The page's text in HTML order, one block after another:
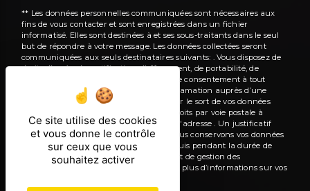
** Les données personnelles communiquées sont nécessaires aux
fins de vous contacter et sont enregistrées dans un fichier
informatisé. Elles sont destinées à et ses sous-traitants dans le seul
but de répondre à votre message. Les données collectées seront
communiquées aux seuls destinataires suivants: . Vous disposez de
droits d’accès, de rectification, d’effacement, de portabilité, de
limitation, d’opposition, de retrait de votre consentement à tout
moment et du droit d’introduire une réclamation auprès d’une
autorité de contrôle, ainsi que d’organiser le sort de vos données
post-mortem. Vous pouvez exercer ces droits par voie postale à
l'adresse ou par courrier électronique à l'adresse . Un justificatif
d'identité pourra vous être demandé. Nous conservons vos données
pendant la période de prise de contact puis pendant la durée de
prescription légale aux fins probatoires et de gestion des
contentieux. Consultez le site cnil.fr pour plus d’informations sur vos
Ce site utilise des cookies
et vous donne le contrôle
sur ceux que vous
souhaitez activer